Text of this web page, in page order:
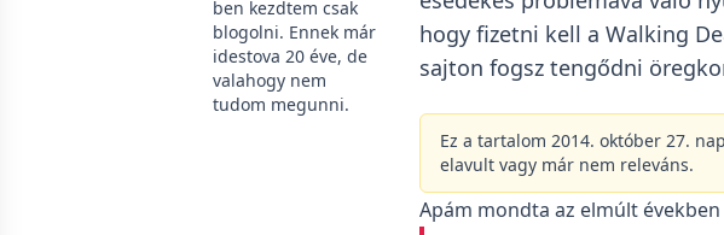
ben kezdtem csak
blogolni. Ennek már
idestova 20 éve, de
valahogy nem
tudom megunni.
hogy fizetni kell a Walking
sajton fogsz tengődni
Ez a tartalom 2014. október 27.
elavult vagy már nem releváns.
Apám mondta az elmúlt